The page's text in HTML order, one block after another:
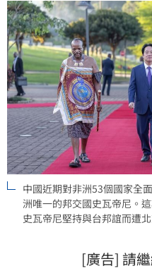
中國近期對非洲53個國家全
洲唯一的邦交國史瓦帝尼。
史瓦帝尼堅持與台邦誼而遭
[廣告] 請